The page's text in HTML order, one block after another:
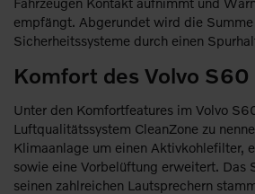
empfängt. Abgerundet wird die
Sicherheitssysteme durch einen
Komfort des Volvo S60
Unter den Komfortfeatures im Volvo
Luftqualitätssystem CleanZone zu
Klimaanlage um einen Aktivkohlefilter,
sowie eine Vorbelüftung erweitert. Das
seinen zahlreichen Lautsprechern